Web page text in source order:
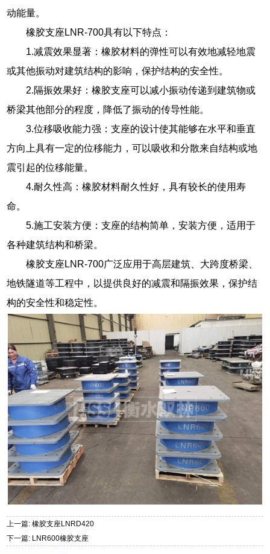
动能量。
橡胶支座LNR-700具有以下特点：
1.减震效果显著：橡胶材料的弹性可以有效地减轻地震
或其他振动对建筑结构的影响，保护结构的安全性。
2.隔振效果好：橡胶支座可以减小振动传递到建筑物或
桥梁其他部分的程度，降低了振动的传导性能。
3.位移吸收能力强：支座的设计使其能够在水平和垂直
方向上具有一定的位移能力，可以吸收和分散来自结构或地
震引起的位移能量。
4.耐久性高：橡胶材料耐久性好，具有较长的使用寿
命。
5.施工安装方便：支座的结构简单，安装方便，适用于
各种建筑结构和桥梁。
橡胶支座LNR-700广泛应用于高层建筑、大跨度桥梁、
地铁隧道等工程中，以提供良好的减震和隔振效果，保护结
构的安全性和稳定性。
上一篇: 橡胶支座LNRD420
下一篇: LNR600橡胶支座